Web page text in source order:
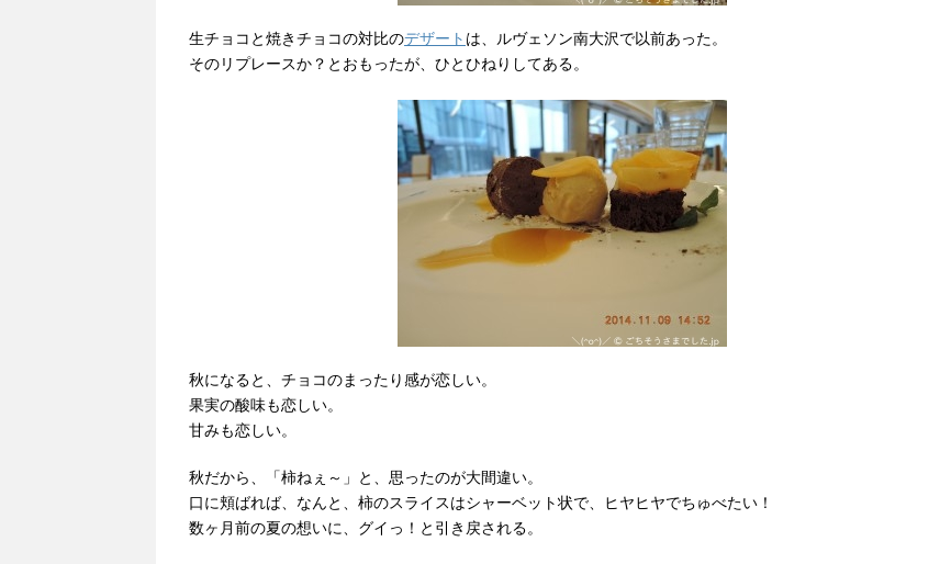
生チョコと焼きチョコの対比のデザート は、ルヴェソン南大沢で以前あった。
そのリプレースか？とおもったが、ひとひねりしてある。
秋になると、チョコのまったり感が恋しい。
果実の酸味も恋しい。
甘みも恋しい。
秋だから、「柿ねぇ～」と、思ったのが大間違い。
口に頬ばれば、なんと、柿のスライスはシャーベット状で、ヒヤヒヤでちゅべたい！
数ヶ月前の夏の想いに、グイっ！と引き戻される。